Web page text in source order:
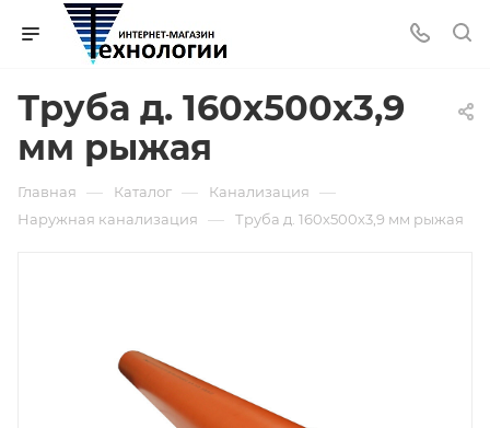
Труба д. 160х500х3,9
мм рыжая
Главная — Каталог — Канализация —
Наружная канализация — Труба д. 160х500х3,9 мм рыжая